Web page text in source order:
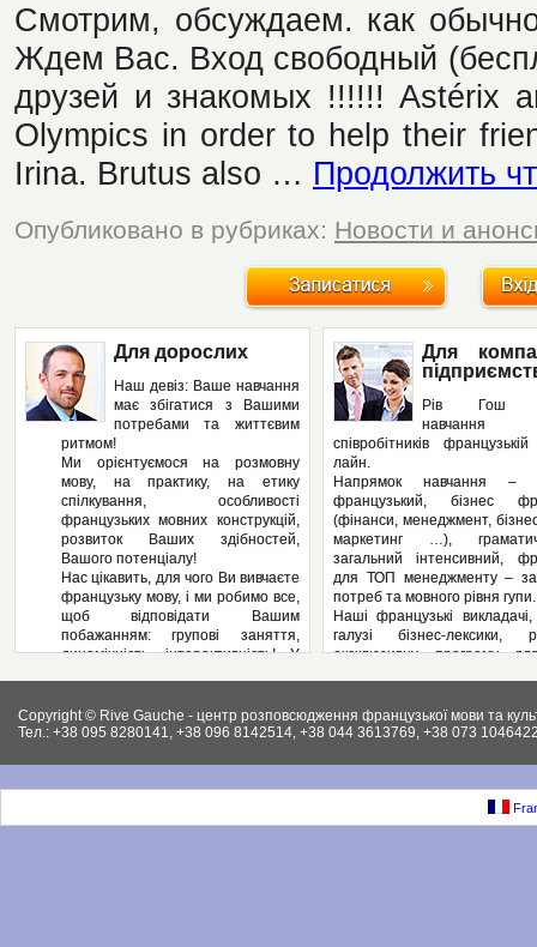
Смотрим, обсуждаем. как
Ждем Вас. Вход свободный
друзей и знакомых !!!!!! Astérix
Olympics in order to help their
Irina. Brutus also … Продолжить
Опубликовано в рубриках: Новости и
Для дорослих
Наш девіз: Ваше навчання
має збігатися з Вашими
потребами та життєвим
ритмом!
Ми орієнтуємося на розмовну
мову, на практику, на етику
спілкування, особливості
французьких мовних конструкцій,
розвиток Ваших здібностей,
Вашого потенціалу!
Нас цікавить, для чого Ви вивчаєте
французьку мову, і ми робимо все,
щоб відповідати Вашим
побажанням: групові заняття,
динамічність, інтерактивність! У
педагогічного процесу! І як
результат – вільне володіння
працюємо на результат, а не на
кількість пройдених сторінок у
Крім того, Рів Гош пропонує
Для
Рів Гош
навчання
співробітників
лайн.
Напрямок навчання –
французький, бізнес
(фінанси, менеджмент,
маркетинг …),
загальний інтенсивний,
для ТОП менеджменту –
потреб та мовного рівня гупи.
Наші французькі
галузі бізнес-лексики,
ексклюзивну програму
Вашому підприємстві:
контрактів, укладання
документації, ведення
конференцій, маркетинг,
як і елементи права
господарське та інших.).
Copyright © Rive Gauche - центр розповсюдження французької мови та
Тел.: +38 095 8280141, +38 096 8142514, +38 044 3613769, +38 073